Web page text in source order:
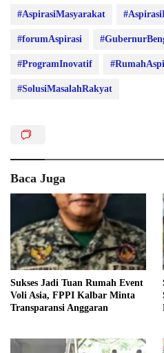
#AspirasiMasyarakat
#forumAspirasi
#ProgramInovatif
#SolusiMasalahRakyat
Baca Juga
Sukses Jadi Tuan Rumah Event
Voli Asia, FPPI Kalbar Minta
Transparansi Anggaran